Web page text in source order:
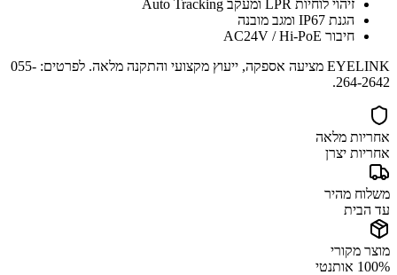
זיהוי לוחיות LPR ומעקב Auto Tracking
הגנת IP67 ומגב מובנה
חיבור AC24V / Hi-PoE
EYELINK מציעה אספקה, ייעוץ מקצועי והתקנה מלאה. לפרטים: 055-
264-2642.
אחריות מלאה
אחריות יצרן
משלוח מהיר
עד הבית
מוצר מקורי
100% אותנטי